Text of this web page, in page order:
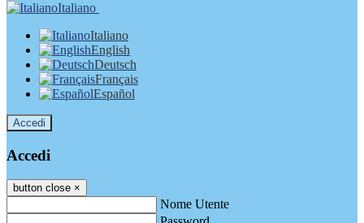
Italiano
Italiano
English
Deutsch
Français
Español
Accedi
Accedi
button close ×
Nome Utente